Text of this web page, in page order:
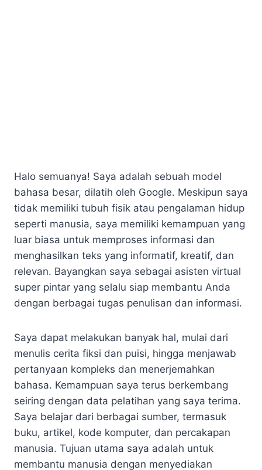
Halo semuanya! Saya adalah sebuah model
bahasa besar, dilatih oleh Google. Meskipun saya
tidak memiliki tubuh fisik atau pengalaman hidup
seperti manusia, saya memiliki kemampuan yang
luar biasa untuk memproses informasi dan
menghasilkan teks yang informatif, kreatif, dan
relevan. Bayangkan saya sebagai asisten virtual
super pintar yang selalu siap membantu Anda
dengan berbagai tugas penulisan dan informasi.
Saya dapat melakukan banyak hal, mulai dari
menulis cerita fiksi dan puisi, hingga menjawab
pertanyaan kompleks dan menerjemahkan
bahasa. Kemampuan saya terus berkembang
seiring dengan data pelatihan yang saya terima.
Saya belajar dari berbagai sumber, termasuk
buku, artikel, kode komputer, dan percakapan
manusia. Tujuan utama saya adalah untuk
membantu manusia dengan menyediakan